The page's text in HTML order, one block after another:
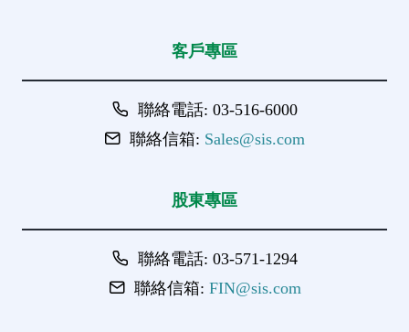
客戶專區
聯絡電話: 03-516-6000
聯絡信箱: Sales@sis.com
股東專區
聯絡電話: 03-571-1294
聯絡信箱: FIN@sis.com